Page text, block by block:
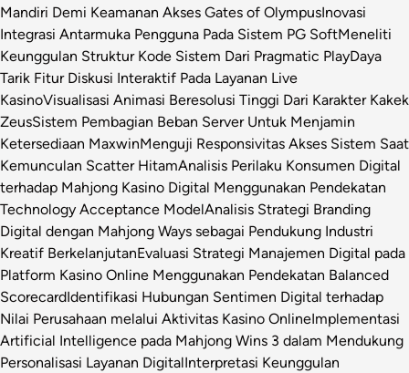
Mandiri Demi Keamanan Akses Gates of OlympusInovasi
Integrasi Antarmuka Pengguna Pada Sistem PG SoftMeneliti
Keunggulan Struktur Kode Sistem Dari Pragmatic PlayDaya
Tarik Fitur Diskusi Interaktif Pada Layanan Live
KasinoVisualisasi Animasi Beresolusi Tinggi Dari Karakter Kakek
ZeusSistem Pembagian Beban Server Untuk Menjamin
Ketersediaan MaxwinMenguji Responsivitas Akses Sistem Saat
Kemunculan Scatter HitamAnalisis Perilaku Konsumen Digital
terhadap Mahjong Kasino Digital Menggunakan Pendekatan
Technology Acceptance ModelAnalisis Strategi Branding
Digital dengan Mahjong Ways sebagai Pendukung Industri
Kreatif BerkelanjutanEvaluasi Strategi Manajemen Digital pada
Platform Kasino Online Menggunakan Pendekatan Balanced
ScorecardIdentifikasi Hubungan Sentimen Digital terhadap
Nilai Perusahaan melalui Aktivitas Kasino OnlineImplementasi
Artificial Intelligence pada Mahjong Wins 3 dalam Mendukung
Personalisasi Layanan DigitalInterpretasi Keunggulan